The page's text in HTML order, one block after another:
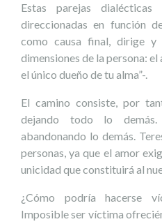
Estas parejas
direccionadas en función
como causa final, dirige
dimensiones de la persona: el
el único dueño de tu alma”-.
El camino consiste, por
dejando todo lo
abandonando lo demás.
personas, ya que el amor
unicidad que constituirá al
¿Cómo podría hacerse
Imposible ser víctima